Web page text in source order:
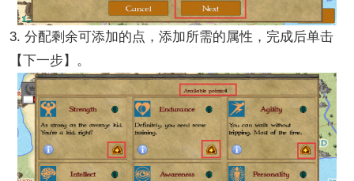
3. 分配剩余可添加的点，添加所需的属性，完成后单击
【下一步】。